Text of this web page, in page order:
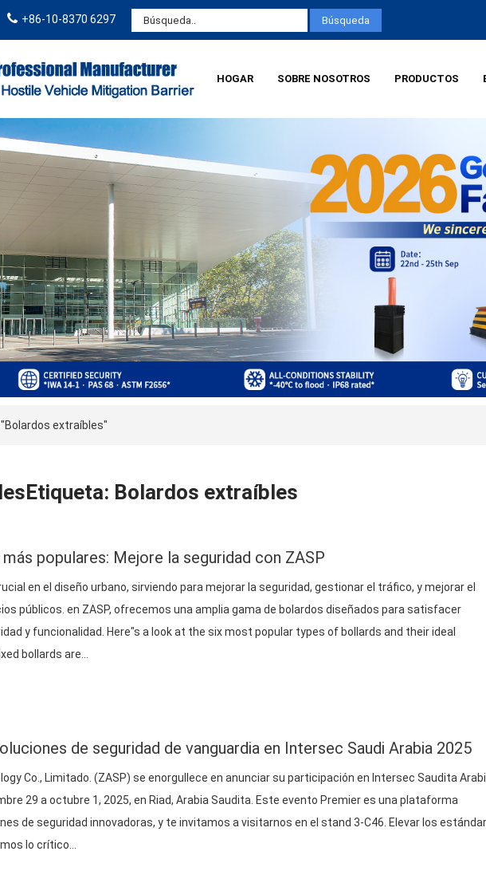
+86-10-8370 6297
HOGAR SOBRE NOSOTROS PRODUCTOS
extraíbles"
Bolardos extraíbles
populares: Mejore la seguridad con ZASP
en el diseño urbano, sirviendo para mejorar la seguridad, gestionar el tráfico, y mejorar el
públicos. en ZASP, ofrecemos una amplia gama de bolardos diseñados para satisfacer
y funcionalidad.
Here"s a look at the six most popular types of bollards and their ideal
bollards are
de seguridad de vanguardia en Intersec Saudi Arabia 2025
Co. , Limitado. (ZASP) se enorgullece en anunciar su participación en Intersec Saudita
29 a octubre 1, 2025, en Riad, Arabia Saudita. Este evento Premier es una plataforma
de seguridad innovadoras, y te invitamos a visitarnos en el stand 3-C46. Elevar los
lo crítico…